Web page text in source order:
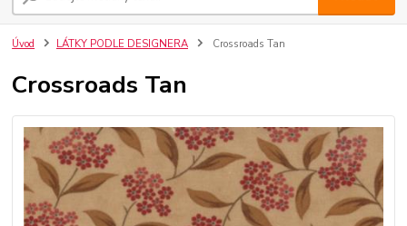
Úvod LÁTKY PODLE DESIGNERA Crossroads Tan
Crossroads Tan